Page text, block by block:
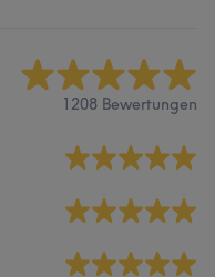
1208 Bewertungen